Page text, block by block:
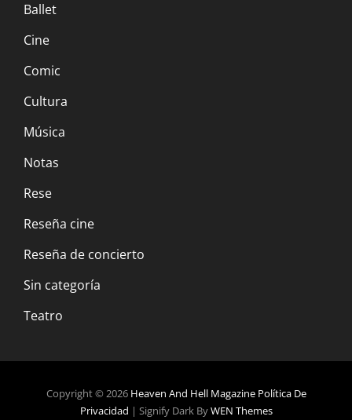
Ballet
Cine
Comic
Cultura
Música
Notas
Rese
Reseña cine
Reseña de concierto
Sin categoría
Teatro
Copyright © 2026 Heaven And Hell Magazine Política De
Privacidad | Signify Dark ByWEN Themes